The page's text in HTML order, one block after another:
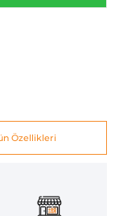
Özellikleri